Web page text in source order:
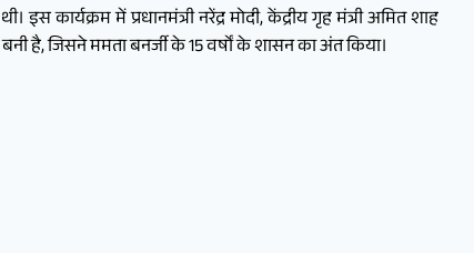
में प्रधानमंत्री नरेंद्र मोदी, केंद्रीय गृह मंत्री अमित शाह
है, जिसने ममता बनर्जी के 15 वर्षों के शासन का अंत किया।